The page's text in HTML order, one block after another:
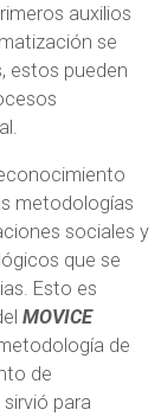
auxilios
se
estos pueden
metodologías
sociales y
que se
Esto es
MOVICE
de
de
para